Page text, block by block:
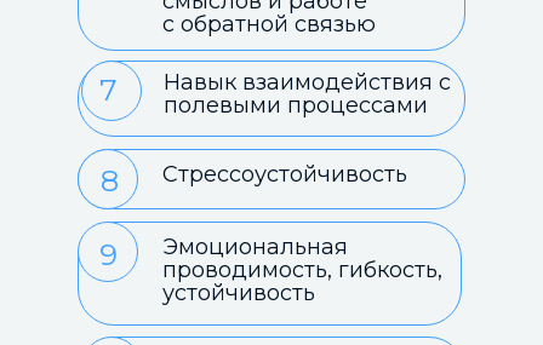
с обратной связью
7
Навык взаимодействия с
полевыми процессами
8 Стрессоустойчивость
9
Эмоциональная
проводимость, гибкость,
устойчивость